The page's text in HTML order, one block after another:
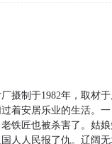
摄制于1982年，取材
着安居乐业的生活。
铁匠也被杀害了。姑
人人民报了仇。辽阔